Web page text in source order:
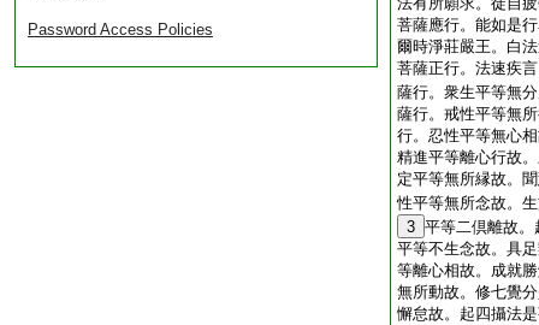
Password Access Policies
菩薩應行。能如是
爾時淨莊嚴王。白
菩薩正行。法速疾
薩行。衆生平等無
薩行。戒性平等無
行。忍性平等無心
精進平等離心行故
定平等無所縁故。
性平等無所念故。
3 平等二倶離故
平等不生念故。具
等離心相故。成就
無所動故。修七覺
懈怠故。起四攝法